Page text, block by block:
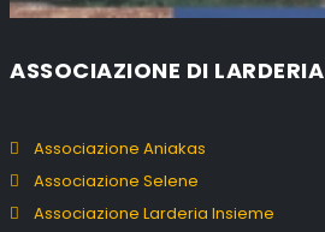
ASSOCIAZIONE DI LARDERIA
Associazione Aniakas
Associazione Selene
Associazione Larderia Insieme